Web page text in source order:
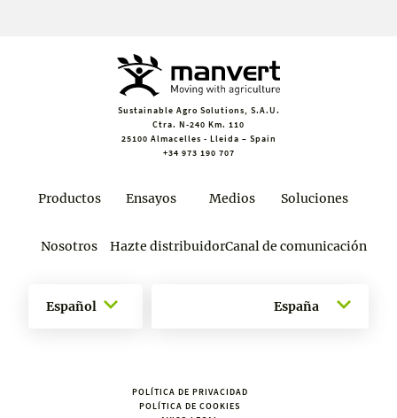
Sustainable Agro Solutions, S.A.U.
Ctra. N-240 Km. 110
25100 Almacelles - Lleida – Spain
+34 973 190 707
Productos Ensayos Medios Soluciones
Nosotros Hazte distribuidorCanal de comunicación
Español España
POLÍTICA DE PRIVACIDAD
POLÍTICA DE COOKIES